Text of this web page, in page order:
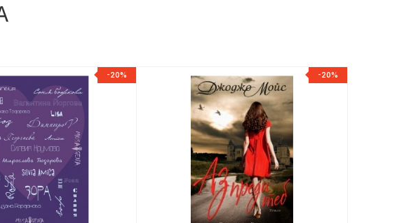
-20% -20%